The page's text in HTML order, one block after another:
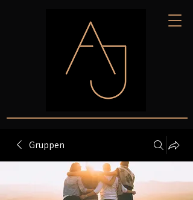
Gruppen